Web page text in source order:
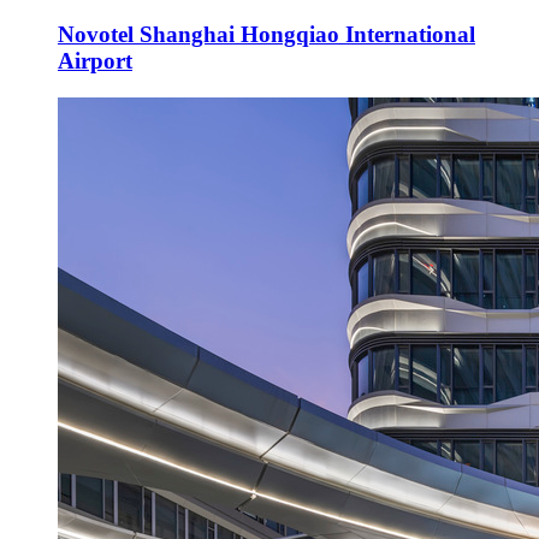
Novotel Shanghai Hongqiao International
Airport